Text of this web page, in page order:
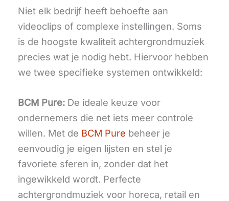
Niet elk bedrijf heeft behoefte aan
videoclips of complexe instellingen. Soms
is de hoogste kwaliteit achtergrondmuziek
precies wat je nodig hebt. Hiervoor hebben
we twee specifieke systemen ontwikkeld:
BCM Pure: De ideale keuze voor
ondernemers die net iets meer controle
willen. Met de BCM Pure beheer je
eenvoudig je eigen lijsten en stel je
favoriete sferen in, zonder dat het
ingewikkeld wordt. Perfecte
achtergrondmuziek voor horeca, retail en